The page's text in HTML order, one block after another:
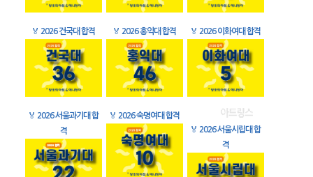
🏅 2026 건국대 합격 🏅 2026 홍익대 합격 🏅 2026 이화여대 합격
🏅 2026 서울과기대 합
격
🏅 2026 숙명여대 합격
🏅 2026 서울시립대 합
격